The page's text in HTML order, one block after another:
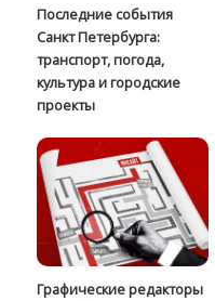
Последние события
Санкт Петербурга:
транспорт, погода,
культура и городские
проекты
Графические редакторы